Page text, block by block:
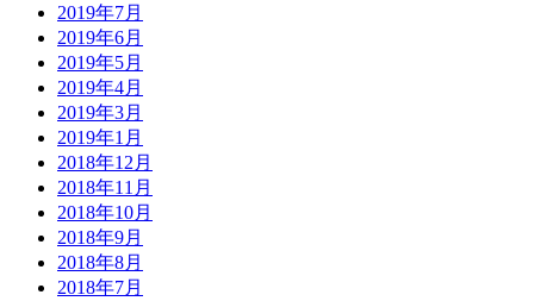
2019年7月
2019年6月
2019年5月
2019年4月
2019年3月
2019年1月
2018年12月
2018年11月
2018年10月
2018年9月
2018年8月
2018年7月